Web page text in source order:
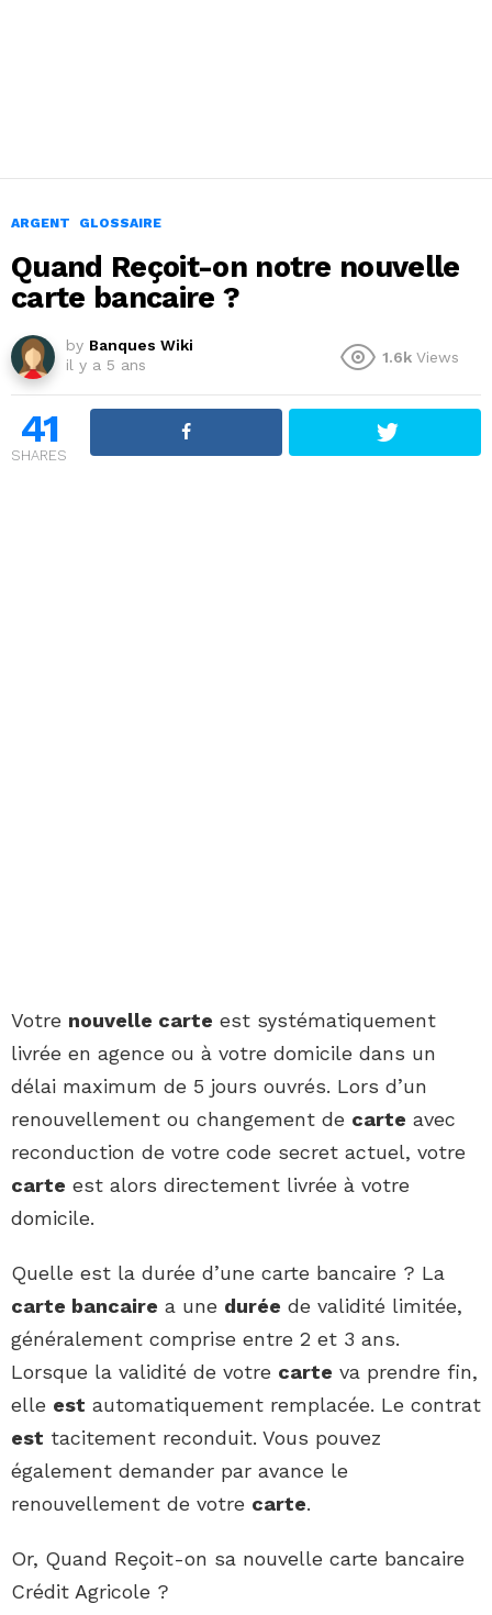
ARGENT GLOSSAIRE
Quand Reçoit-on notre nouvelle
carte bancaire ?
by Banques Wiki
il y a 5 ans
1.6k Views
41
SHARES
Votre nouvelle carte est systématiquement
livrée en agence ou à votre domicile dans un
délai maximum de 5 jours ouvrés. Lors d’un
renouvellement ou changement de carte avec
reconduction de votre code secret actuel, votre
carte est alors directement livrée à votre
domicile.
Quelle est la durée d’une carte bancaire ? La
carte bancaire a une durée de validité limitée,
généralement comprise entre 2 et 3 ans.
Lorsque la validité de votre carte va prendre fin,
elle est automatiquement remplacée. Le contrat
est tacitement reconduit. Vous pouvez
également demander par avance le
renouvellement de votre carte.
Or, Quand Reçoit-on sa nouvelle carte bancaire
Crédit Agricole ?